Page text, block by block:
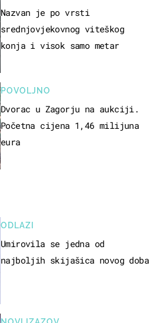
ODLAZI
Umirovila se jedna od
najboljih skijašica novog doba
Nazvan je po vrsti
srednjovjekovnog viteškog
konja i visok samo metar
POVOLJNO
Dvorac u Zagorju na aukciji.
Početna cijena 1,46 milijuna
eura